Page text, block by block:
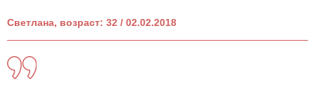
Светлана, возраст: 32 / 02.02.2018